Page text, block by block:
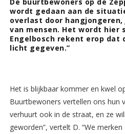
De buurtbewoners op de
wordt gedaan aan de
overlast door
van mensen. Het wordt hier
Engelbosch rekent erop dat
licht gegeven.”
Het is blijkbaar kommer en kwel
Buurtbewoners vertellen ons hun
verhuurt ook in de straat, en ze
geworden”, vertelt D. “We